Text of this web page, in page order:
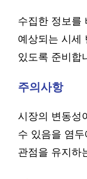
수집한 정보를
예상되는 시세
있도록 준비합
주의사항
시장의 변동성
수 있음을 염
관점을 유지하